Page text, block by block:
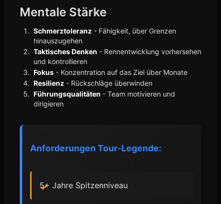
Mentale Stärke
Schmerztoleranz - Fähigkeit, über Grenzen
hinauszugehen
Taktisches Denken - Rennentwicklung vorhersehen
und kontrollieren
Fokus - Konzentration auf das Ziel über Monate
Resilienz - Rückschläge überwinden
Führungsqualitäten - Team motivieren und
dirigieren
Anforderungen Tour-Legende:
5+ Jahre Spitzenniveau